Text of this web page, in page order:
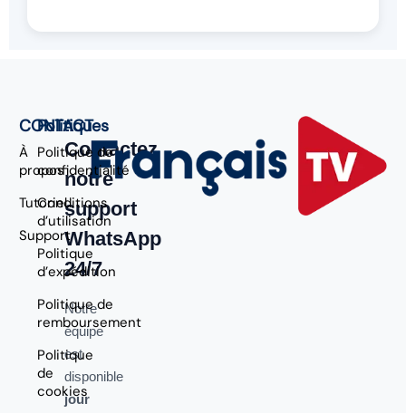
CONTACT
À
propos
Tutoriel
Support
Politiques
Politique de
confidentialité
Conditions
d’utilisation
Politique
d’expédition
Politique de
remboursement
Politique
de
cookies
Contactez
notre
support
WhatsApp
24/7
Notre
équipe
est
disponible
jour